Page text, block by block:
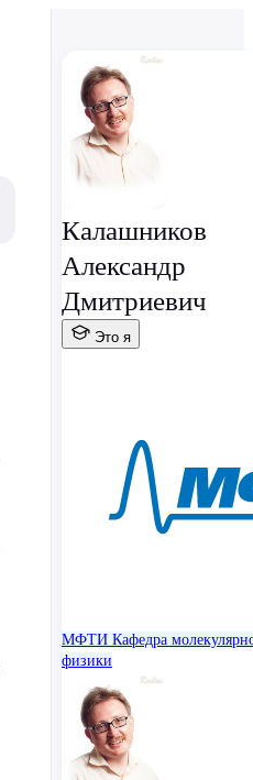
Калашников
Александр
Дмитриевич
Это я
МФТИ Кафедра
физики